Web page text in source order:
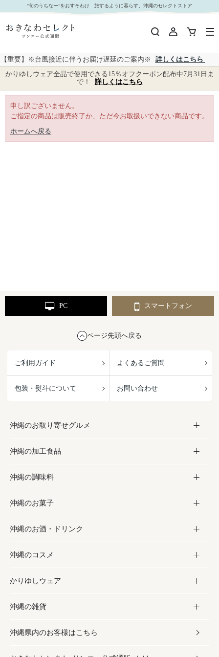
｜おきなわセレクト サンエー公式通販
“旬のうちなー”をおすそわけ 旅するように暮らす、沖縄のセレクトストア
【重要】※台風接近に伴うお届け遅延のご案内※
詳しくはこちら
かりゆしウェア全品で使用できる15％オフクーポン配布中7月31日ま
で！
詳しくはこちら
申し訳ございません。
ご指定の商品は販売終了か、ただ今お取扱いできない商品です。
ホームへ戻る
PC スマートフォン
ページ先頭へ戻る
ご利用ガイド よくあるご質問
包装・熨斗について お問い合わせ
沖縄のお取り寄せグルメ
お取り寄せグルメ
フルーツ・野菜
お肉
海産物
沖縄の加工食品
加工食品
缶詰／パウチ
沖縄料理
沖縄そば／乾麺
レトルト食品
乾物／粉類
沖縄の調味料
調味料
砂糖／黒砂糖
塩
お酢／ドレッシング
しょうゆ
みそ
沖縄のお菓子
お菓子
黒糖
ちんすこう
伝統菓子
スナック
沖縄のお酒・ドリンク
お酒・ドリンク
泡盛
ビール・チューハイ
ワイン・ウィスキー・カクテル
沖縄のコスメ
コスメ
スキンケア
ボディケア
かりゆしウェア
かりゆしウェア
メンズ
沖縄の雑貨
雑貨
沖縄県内のお客様はこちら